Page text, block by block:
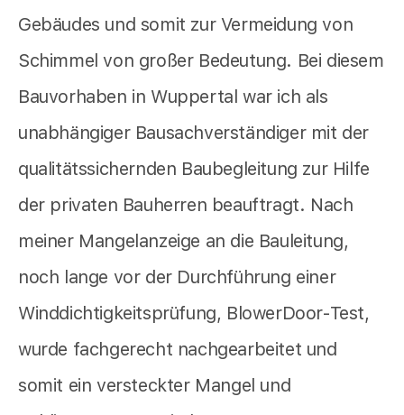
Gebäudes und somit zur Vermeidung von
Schimmel von großer Bedeutung. Bei diesem
Bauvorhaben in Wuppertal war ich als
unabhängiger Bausachverständiger mit der
qualitätssichernden Baubegleitung zur Hilfe
der privaten Bauherren beauftragt. Nach
meiner Mangelanzeige an die Bauleitung,
noch lange vor der Durchführung einer
Winddichtigkeitsprüfung, BlowerDoor-Test,
wurde fachgerecht nachgearbeitet und
somit ein versteckter Mangel und